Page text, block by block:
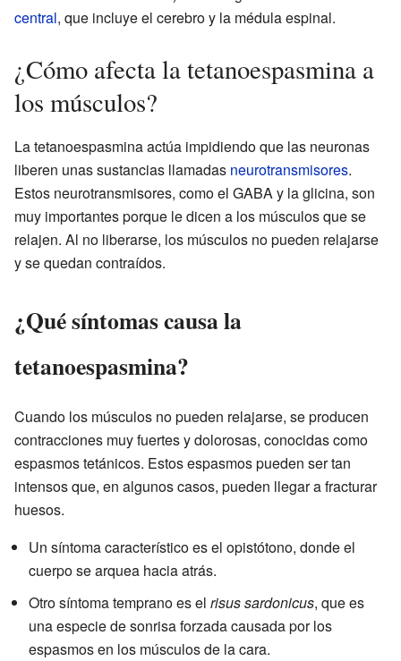
central, que incluye el cerebro y la médula espinal.
¿Cómo afecta la tetanoespasmina a
los músculos?
La tetanoespasmina actúa impidiendo que las neuronas
liberen unas sustancias llamadas neurotransmisores.
Estos neurotransmisores, como el GABA y la glicina, son
muy importantes porque le dicen a los músculos que se
relajen. Al no liberarse, los músculos no pueden relajarse
y se quedan contraídos.
¿Qué síntomas causa la
tetanoespasmina?
Cuando los músculos no pueden relajarse, se producen
contracciones muy fuertes y dolorosas, conocidas como
espasmos tetánicos. Estos espasmos pueden ser tan
intensos que, en algunos casos, pueden llegar a fracturar
huesos.
Un síntoma característico es el opistótono, donde el
cuerpo se arquea hacia atrás.
Otro síntoma temprano es el risus sardonicus, que es
una especie de sonrisa forzada causada por los
espasmos en los músculos de la cara.